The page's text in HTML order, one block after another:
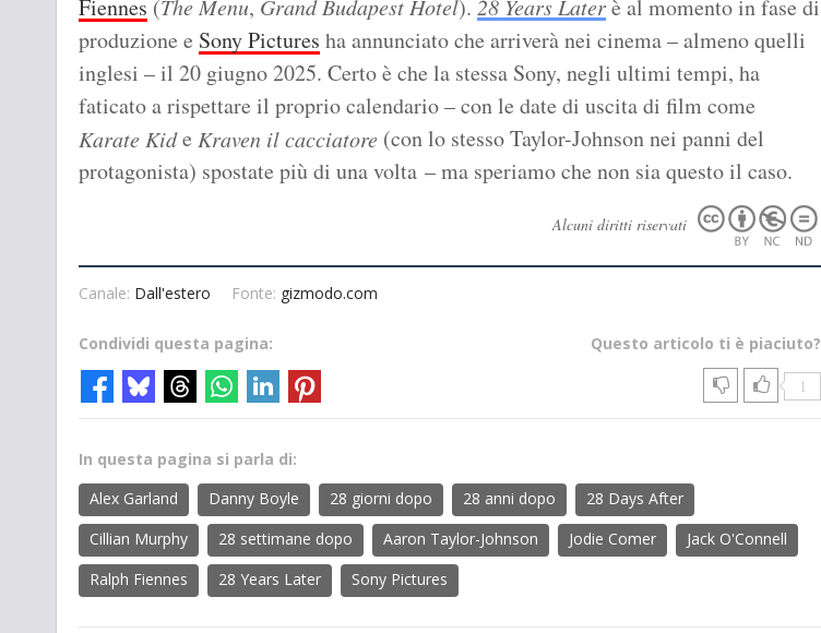
Fiennes (The Menu, Grand Budapest Hotel). 28 Years Laterè al momento in fase di
produzione e Sony Pictures ha annunciato che arriverà nei cinema – almeno quelli
inglesi – il 20 giugno 2025. Certo è che la stessa Sony, negli ultimi tempi, ha
faticato a rispettare il proprio calendario – con le date di uscita di film come
Karate Kide Kraven il cacciatore (con lo stesso Taylor-Johnson nei panni del
protagonista) spostate più di una volta – ma speriamo che non sia questo il caso.
Alcuni diritti riservati
Canale: Dall'estero Fonte: gizmodo.com
Questo articolo ti è piaciuto?
1
Condividi questa pagina:
In questa pagina si parla di:
Alex Garland
Danny Boyle 28 giorni dopo 28 anni dopo
28 Days After
Cillian Murphy
28 settimane dopo Aaron Taylor-Johnson Jodie Comer
Jack O'Connell
Ralph Fiennes
28 Years Later Sony Pictures